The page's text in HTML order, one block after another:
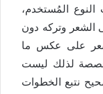
المُستخدم،
الشعر وتركه دون
على عكس ما
مُخصصة لذلك ليست
نتبع الخطوات